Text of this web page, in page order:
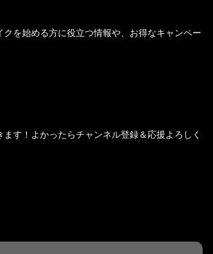
クを始める方に役立つ情報や、お得なキャンペー
す！よかったらチャンネル登録＆応援よろしく